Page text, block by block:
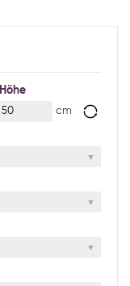
Höhe
cm